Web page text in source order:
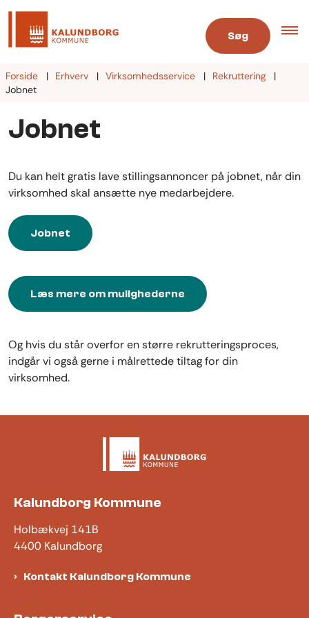
Søg
Forside Erhverv Virksomhedsservice
Rekruttering
Jobnet
Jobnet
Du kan helt gratis lave stillingsannoncer på jobnet, når din
virksomhed skal ansætte nye medarbejdere.
Jobnet
Læs mere om mulighederne
Og hvis du står overfor en større rekrutteringsproces,
indgår vi også gerne i målrettede tiltag for din
virksomhed.
Kalundborg Kommune
Holbækvej 141B
4400 Kalundborg
Kontakt Kalundborg Kommune